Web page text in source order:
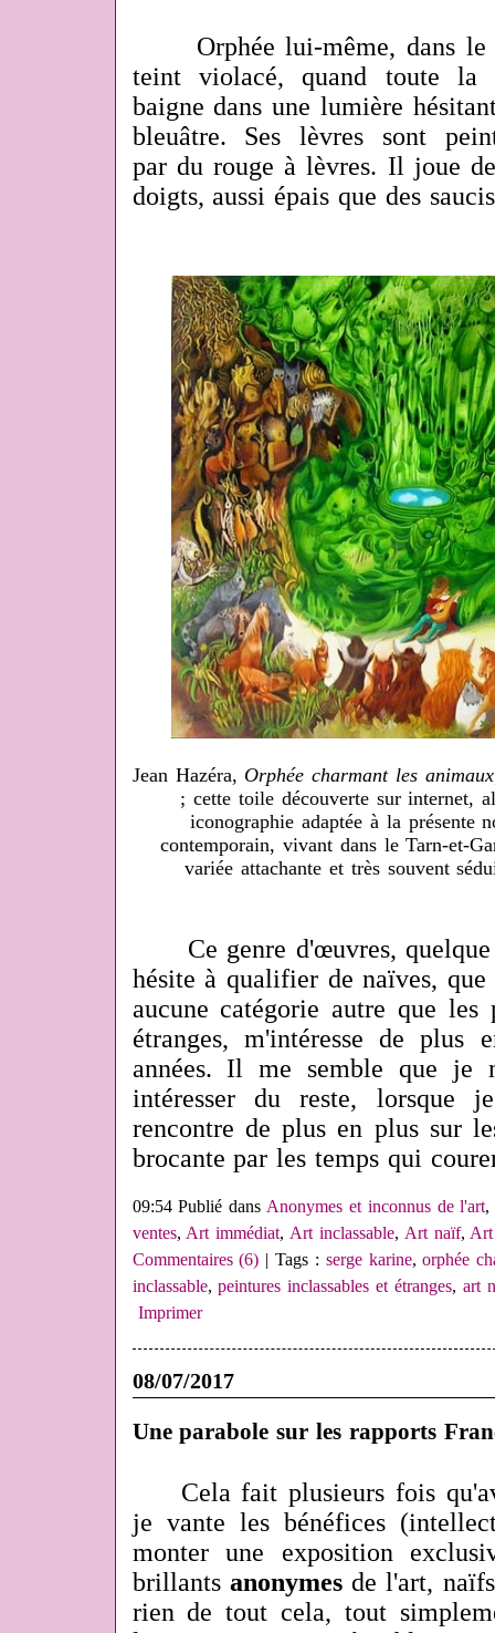
Orphée lui-même, dans le
teint violacé, quand toute la
baigne dans une lumière
bleuâtre. Ses lèvres sont
par du rouge à lèvres. Il joue
doigts, aussi épais que des
Jean Hazéra, Orphée charmant les animaux
; cette toile découverte sur internet,
iconographie adaptée à la présente
contemporain, vivant dans le Tarn-et-
variée attachante et très souvent
Ce genre d'œuvres, quelque
hésite à qualifier de naïves,
aucune catégorie autre que les
étranges, m'intéresse de plus
années. Il me semble que je
intéresser du reste, lorsque
rencontre de plus en plus sur
brocante par les temps qui
09:54 Publié dansAnonymes et inconnus de l'art,
ventes,Art immédiat,Art inclassable, Art naïf,
Commentaires (6) | Tags : serge karine,orphée
inclassable,peintures inclassables et étranges, art
Imprimer
08/07/2017
Une parabole sur les rapports
Cela fait plusieurs fois
je vante les bénéfices
monter une exposition
brillants anonymesde l'art,
rien de tout cela, tout